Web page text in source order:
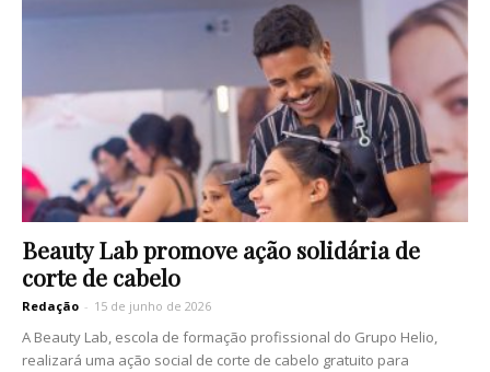
Beauty Lab promove ação solidária de
corte de cabelo
Redação - 15 de junho de 2026
A Beauty Lab, escola de formação profissional do Grupo Helio,
realizará uma ação social de corte de cabelo gratuito para